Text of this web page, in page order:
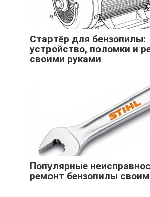
Стартёр для бензопилы:
устройство, поломки и
своими руками
Популярные
ремонт бензопилы